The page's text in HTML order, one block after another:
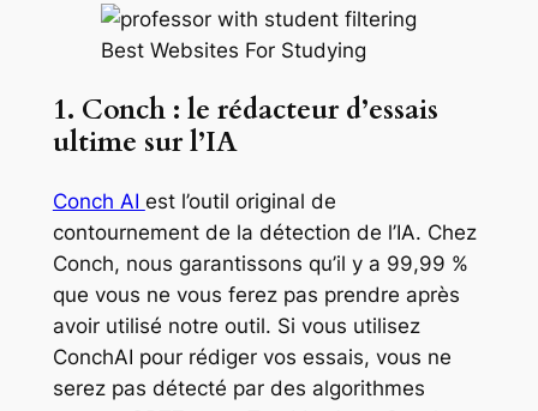
1. Conch : le rédacteur d’essais
ultime sur l’IA
Conch AI est l’outil original de
contournement de la détection de l’IA. Chez
Conch, nous garantissons qu’il y a 99,99 %
que vous ne vous ferez pas prendre après
avoir utilisé notre outil. Si vous utilisez
ConchAI pour rédiger vos essais, vous ne
serez pas détecté par des algorithmes